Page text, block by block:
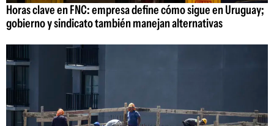
Horas clave en FNC: empresa define cómo sigue en Uruguay;
gobierno y sindicato también manejan alternativas